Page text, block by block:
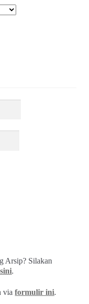
Arsip? Silakan
.
viaformulir ini.